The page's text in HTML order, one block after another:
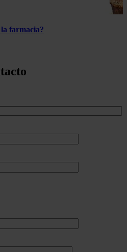
farmacia?